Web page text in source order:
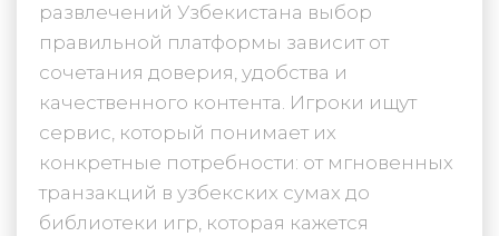
развлечений Узбекистана выбор
правильной платформы зависит от
сочетания доверия, удобства и
качественного контента. Игроки ищут
сервис, который понимает их
конкретные потребности: от мгновенных
транзакций в узбекских сумах до
библиотеки игр, которая кажется